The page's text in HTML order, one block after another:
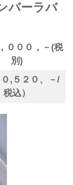
バーラバ
０００，－(税
別)
０,５２０、－/
税込）